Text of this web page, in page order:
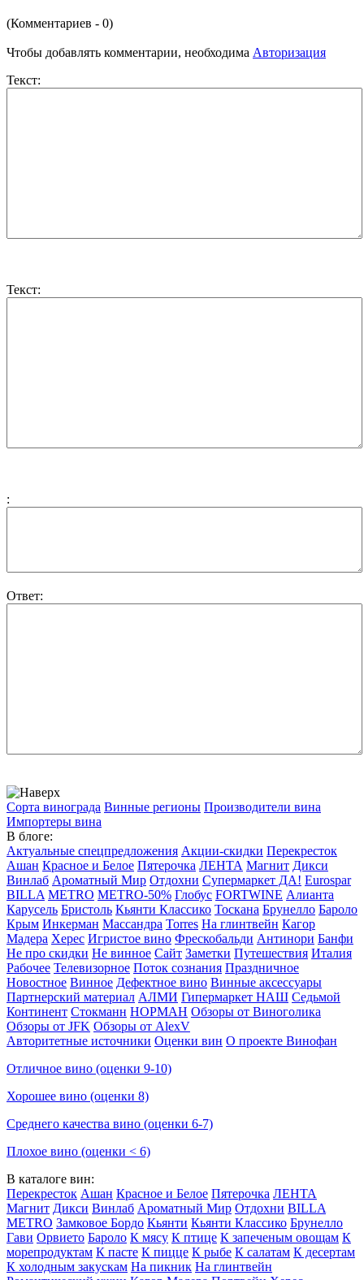
(Комментариев - 0)
Чтобы добавлять комментарии, необходима Авторизация
Текст:
Текст:
:
Ответ:
Сорта винограда Винные регионы Производители вина
Импортеры вина
В блоге:
Актуальные спецпредложения Акции-скидки Перекресток
Ашан Красное и Белое Пятерочка ЛЕНТА Магнит Дикси
Винлаб Ароматный Мир Отдохни Супермаркет ДА! Eurospar
BILLA METRO METRO-50% Глобус FORTWINE Алианта
Карусель Бристоль Кьянти Классико Тоскана Брунелло Бароло
Крым Инкерман Массандра Torres На глинтвейн Кагор
Мадера Херес Игристое вино Фрескобальди Антинори Банфи
Не про скидки Не винное Сайт Заметки Путешествия Италия
Рабочее Телевизорное Поток сознания Праздничное
Новостное Винное Дефектное вино Винные аксессуары
Партнерский материал АЛМИ Гипермаркет НАШ Седьмой
Континент Стокманн НОРМАН Обзоры от Виноголика
Обзоры от JFK Обзоры от AlexV
Авторитетные источники Оценки вин О проекте Винофан
Отличное вино (оценки 9-10)
Хорошее вино (оценки 8)
Среднего качества вино (оценки 6-7)
Плохое вино (оценки < 6)
В каталоге вин:
Перекресток Ашан Красное и Белое Пятерочка ЛЕНТА
Магнит Дикси Винлаб Ароматный Мир Отдохни BILLA
METRO Замковое Бордо Кьянти Кьянти Классико Брунелло
Гави Орвието Бароло К мясу К птице К запеченым овощам К
морепродуктам К пасте К пицце К рыбе К салатам К десертам
К холодным закускам На пикник На глинтвейн